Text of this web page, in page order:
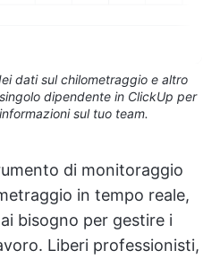
dati sul chilometraggio e altro
dipendente in ClickUp per
sul tuo team.
di monitoraggio
in tempo reale,
bisogno per gestire i
Liberi professionisti,